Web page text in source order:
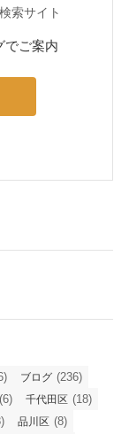
索サイト
でご案内
ブログ (236)
(6) 千代田区 (18)
品川区 (8)